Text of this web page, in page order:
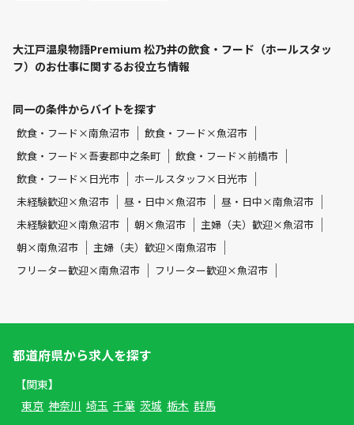
大江戸温泉物語Premium 松乃井の飲食・フード（ホールスタッ
フ）のお仕事に関するお役立ち情報
同一の条件からバイトを探す
飲食・フード×南魚沼市
飲食・フード×魚沼市
飲食・フード×吾妻郡中之条町
飲食・フード×前橋市
飲食・フード×日光市
ホールスタッフ×日光市
未経験歓迎×魚沼市
昼・日中×魚沼市
昼・日中×南魚沼市
未経験歓迎×南魚沼市
朝×魚沼市
主婦（夫）歓迎×魚沼市
朝×南魚沼市
主婦（夫）歓迎×南魚沼市
フリーター歓迎×南魚沼市
フリーター歓迎×魚沼市
都道府県から求人を探す
【関東】
東京 神奈川 埼玉 千葉 茨城 栃木 群馬